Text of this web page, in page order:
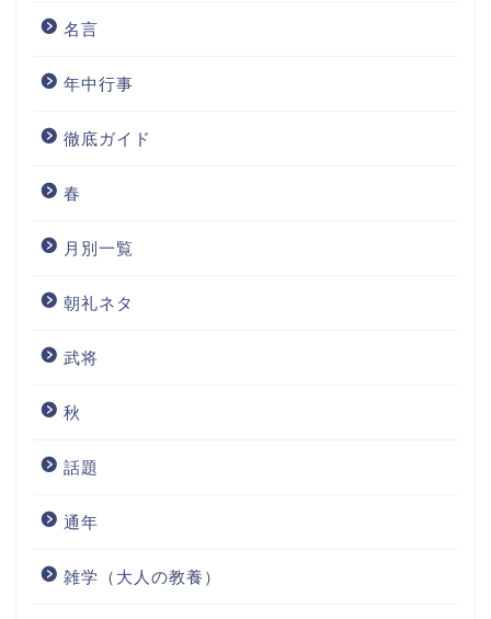
名言
年中行事
徹底ガイド
春
月別一覧
朝礼ネタ
武将
秋
話題
通年
雑学（大人の教養）